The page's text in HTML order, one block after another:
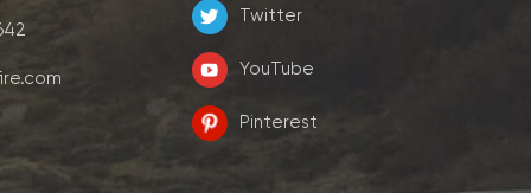
Twitter
YouTube
Pinterest